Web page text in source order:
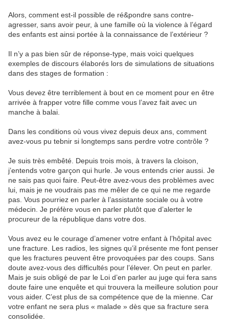
Alors, comment est-il possible de ré&pondre sans contre-
agresser, sans avoir peur, à une famille où la violence à l’égard
des enfants est ainsi portée à la connaissance de l’extérieur ?
Il n’y a pas bien sûr de réponse-type, mais voici quelques
exemples de discours élaborés lors de simulations de situations
dans des stages de formation :
Vous devez être terriblement à bout en ce moment pour en être
arrivée à frapper votre fille comme vous l’avez fait avec un
manche à balai.
Dans les conditions où vous vivez depuis deux ans, comment
avez-vous pu tebnir si longtemps sans perdre votre contrôle ?
Je suis très embêté. Depuis trois mois, à travers la cloison,
j’entends votre garçon qui hurle. Je vous entends crier aussi. Je
ne sais pas quoi faire. Peut-être avez-vous des problèmes avec
lui, mais je ne voudrais pas me mêler de ce qui ne me regarde
pas. Vous pourriez en parler à l’assistante sociale ou à votre
médecin. Je préfère vous en parler plutôt que d’alerter le
procureur de la république dans votre dos.
Vous avez eu le courage d’amener votre enfant à l’hôpital avec
une fracture. Les radios, les signes qu’il présente me font penser
que les fractures peuvent être provoquées par des coups. Sans
doute avez-vous des difficultés pour l’élever. On peut en parler.
Mais je suis obligé de par le Loi d’en parler au juge qui fera sans
doute faire une enquête et qui trouvera la meilleure solution pour
vous aider. C’est plus de sa compétence que de la mienne. Car
votre enfant ne sera plus « malade » dès que sa fracture sera
consolidée.